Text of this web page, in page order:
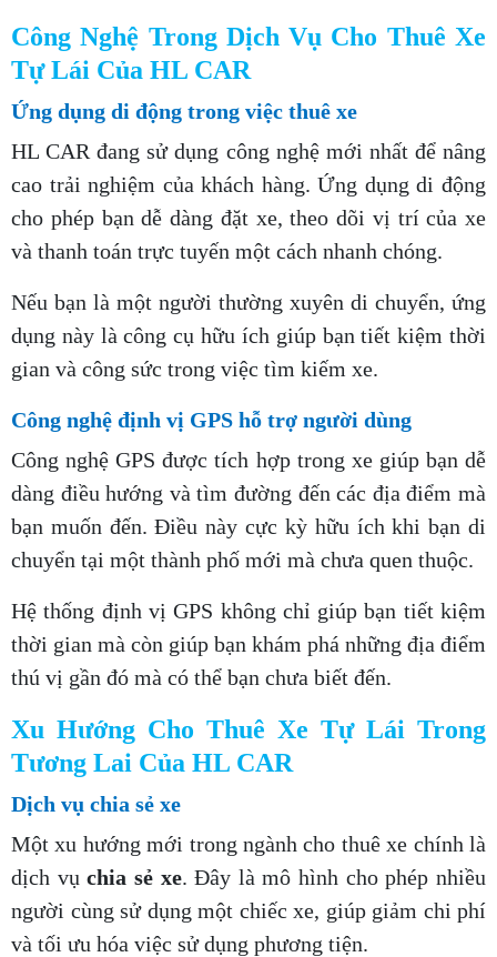
Công Nghệ Trong Dịch Vụ Cho Thuê Xe
Tự Lái Của HL CAR
Ứng dụng di động trong việc thuê xe
HL CAR đang sử dụng công nghệ mới nhất để nâng
cao trải nghiệm của khách hàng. Ứng dụng di động
cho phép bạn dễ dàng đặt xe, theo dõi vị trí của xe
và thanh toán trực tuyến một cách nhanh chóng.
Nếu bạn là một người thường xuyên di chuyển, ứng
dụng này là công cụ hữu ích giúp bạn tiết kiệm thời
gian và công sức trong việc tìm kiếm xe.
Công nghệ định vị GPS hỗ trợ người dùng
Công nghệ GPS được tích hợp trong xe giúp bạn dễ
dàng điều hướng và tìm đường đến các địa điểm mà
bạn muốn đến. Điều này cực kỳ hữu ích khi bạn di
chuyển tại một thành phố mới mà chưa quen thuộc.
Hệ thống định vị GPS không chỉ giúp bạn tiết kiệm
thời gian mà còn giúp bạn khám phá những địa điểm
thú vị gần đó mà có thể bạn chưa biết đến.
Xu Hướng Cho Thuê Xe Tự Lái Trong
Tương Lai Của HL CAR
Dịch vụ chia sẻ xe
Một xu hướng mới trong ngành cho thuê xe chính là
dịch vụchia sẻ xe. Đây là mô hình cho phép nhiều
người cùng sử dụng một chiếc xe, giúp giảm chi phí
và tối ưu hóa việc sử dụng phương tiện.